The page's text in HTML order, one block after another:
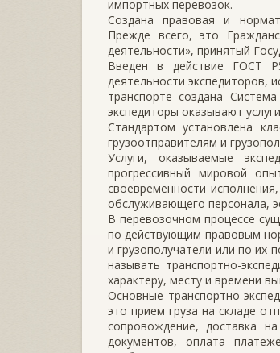
импортных перевозок.
Создана правовая и
Прежде всего, это
деятельности», принятый
Введен в действие ГОСТ
деятельности экспедиторов,
транспорте создана
экспедиторы оказывают
Стандартом установлена
грузоотправителям и
Услуги, оказываемые
прогрессивный мировой
своевременности
обслуживающего персонала,
В перевозочном процессе
по действующим правовым
и грузополучатели или по их
называть транспортно-
характеру, месту и времени
Основные транспортно-
это прием груза на складе
сопровождение, доставка
документов, оплата